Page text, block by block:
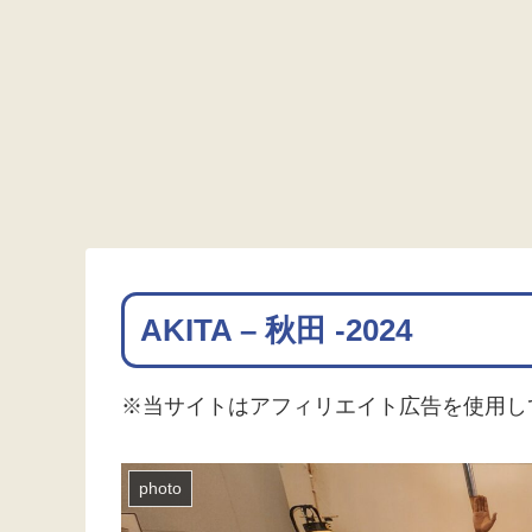
AKITA – 秋田 -2024
※当サイトはアフィリエイト広告を使用し
photo